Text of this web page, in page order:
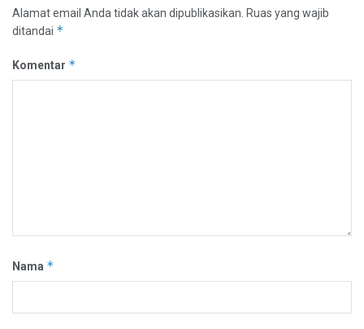
Alamat email Anda tidak akan dipublikasikan. Ruas yang wajib
ditandai *
Komentar *
Nama *